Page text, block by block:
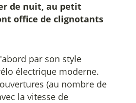
de nuit, au petit
office de clignotants
par son style
électrique moderne.
(au nombre de
la vitesse de